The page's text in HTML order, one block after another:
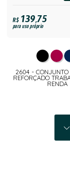
R$139,75
para uso próprio
2604 -
REFORÇADO
RENDA